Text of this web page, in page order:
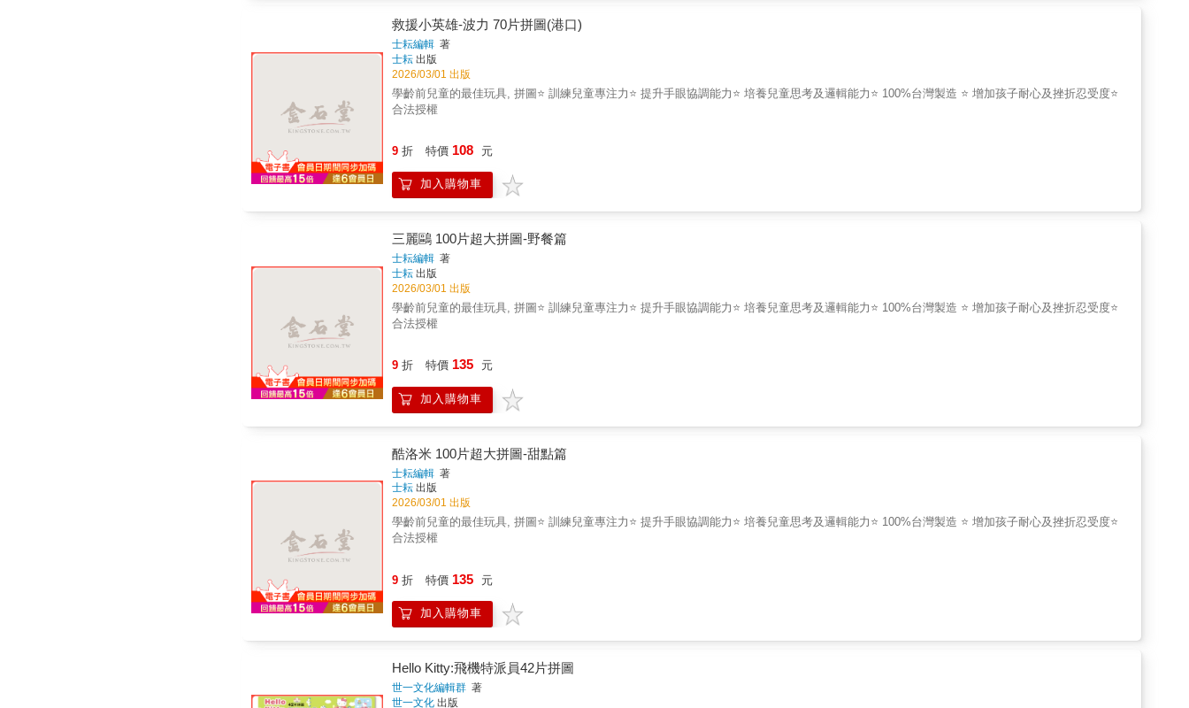
救援小英雄-波力 70片拼圖(港口)
士耘編輯 著
士耘 出版
2026/03/01 出版
學齡前兒童的最佳玩具, 拼圖⭐ 訓練兒童專注力⭐ 提升手眼協調能力⭐ 培養兒童思考及邏輯能力⭐ 100%台灣製造 ⭐ 增加孩子耐心及挫折忍受度⭐
合法授權
9 折 特價 108 元
加入購物車
三麗鷗 100片超大拼圖-野餐篇
士耘編輯 著
士耘 出版
2026/03/01 出版
學齡前兒童的最佳玩具, 拼圖⭐ 訓練兒童專注力⭐ 提升手眼協調能力⭐ 培養兒童思考及邏輯能力⭐ 100%台灣製造 ⭐ 增加孩子耐心及挫折忍受度⭐
合法授權
9 折 特價 135 元
加入購物車
酷洛米 100片超大拼圖-甜點篇
士耘編輯 著
士耘 出版
2026/03/01 出版
學齡前兒童的最佳玩具, 拼圖⭐ 訓練兒童專注力⭐ 提升手眼協調能力⭐ 培養兒童思考及邏輯能力⭐ 100%台灣製造 ⭐ 增加孩子耐心及挫折忍受度⭐
合法授權
9 折 特價 135 元
加入購物車
Hello Kitty:飛機特派員42片拼圖
世一文化編輯群 著
世一文化 出版